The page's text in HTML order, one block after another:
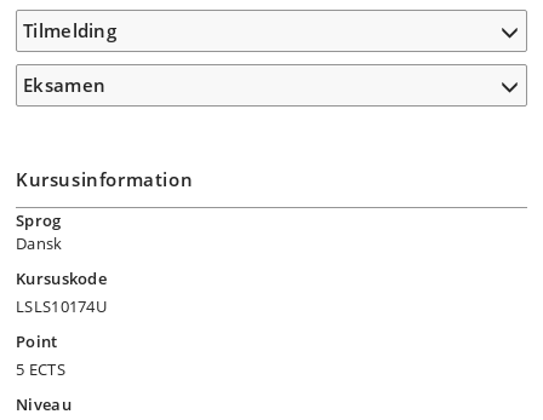
Tilmelding
Eksamen
Kursusinformation
Sprog
Dansk
Kursuskode
LSLS10174U
Point
5 ECTS
Niveau